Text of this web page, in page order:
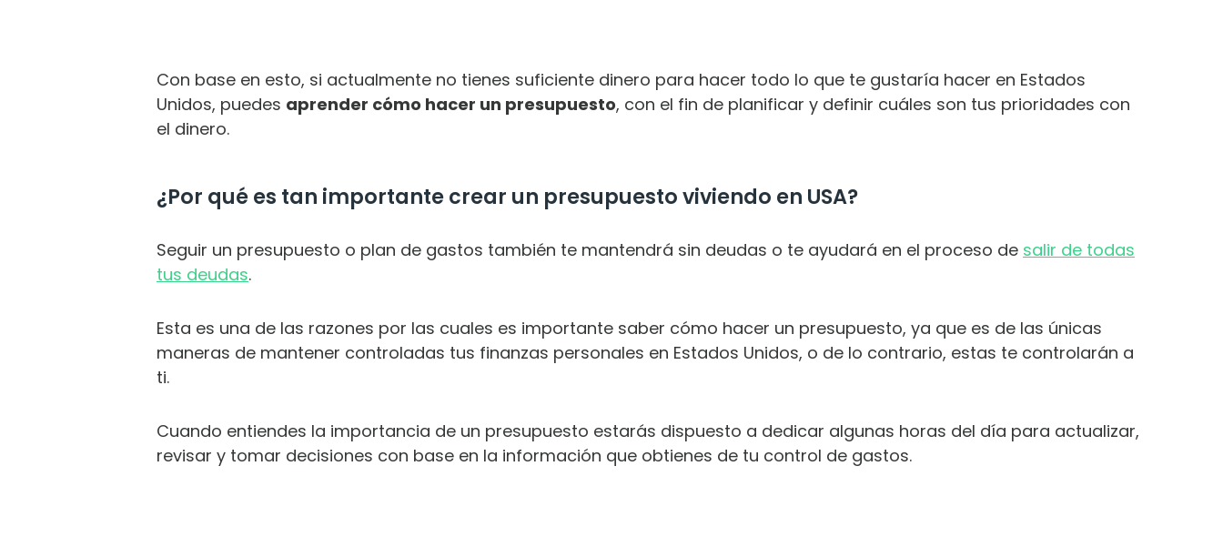
Con base en esto, si actualmente no tienes suficiente dinero para hacer todo lo que te gustaría hacer en Estados
Unidos, puedes aprender cómo hacer un presupuesto, con el fin de planificar y definir cuáles son tus prioridades con
el dinero.
¿Por qué es tan importante crear un presupuesto viviendo en USA?
Seguir un presupuesto o plan de gastos también te mantendrá sin deudas o te ayudará en el proceso de salir de todas
tus deudas.
Esta es una de las razones por las cuales es importante saber cómo hacer un presupuesto, ya que es de las únicas
maneras de mantener controladas tus finanzas personales en Estados Unidos, o de lo contrario, estas te controlarán a
ti.
Cuando entiendes la importancia de un presupuesto estarás dispuesto a dedicar algunas horas del día para actualizar,
revisar y tomar decisiones con base en la información que obtienes de tu control de gastos.